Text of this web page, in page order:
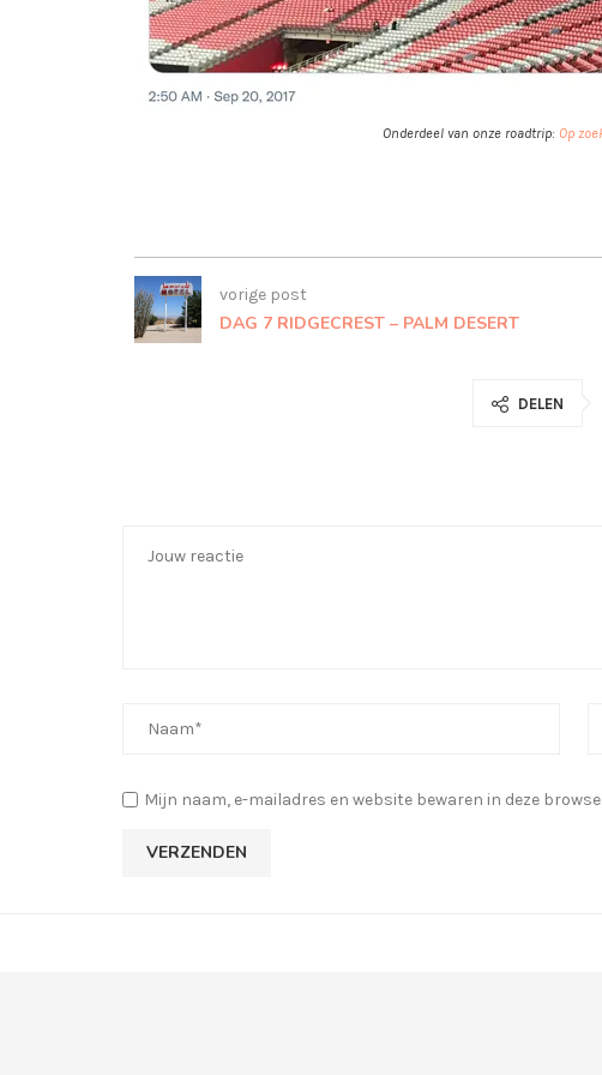
Onderdeel van onze roadtrip: Op
vorige post
DAG 7 RIDGECREST – PALM DESERT
DELEN
Mijn naam, e-mailadres en website bewaren in deze